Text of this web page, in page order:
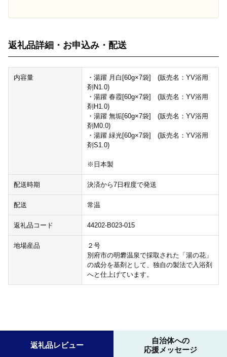
返礼品詳細・お申込み・配送
内容量
・湯躍 月白[60g×7袋] (販売名：YV浴用
剤N1.0)
・湯躍 春霞[60g×7袋] (販売名：YV浴用
剤H1.0)
・湯躍 無垢[60g×7袋] (販売名：YV浴用
剤M0.0)
・湯躍 緑光[60g×7袋] (販売名：YV浴用
剤S1.0)
※日本製
配送時期 決済から7日程度で発送
配送 常温
返礼品コード 44202-B023-015
地場産品
２号
別府市の明礬温泉で採取された「湯の花」
の成分を基剤として、独自の製法で入浴剤
へと仕上げています。
返礼品レビュー
自治体への
応援メッセージ